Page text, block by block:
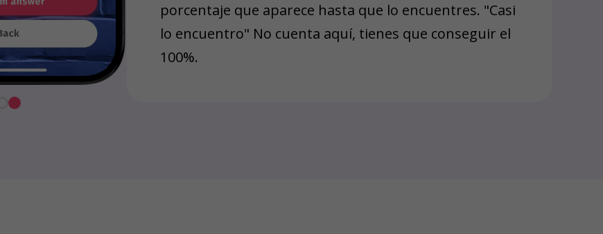
porcentaje que aparece hasta que lo encuentres. "Casi
lo encuentro" No cuenta aquí, tienes que conseguir el
100%.